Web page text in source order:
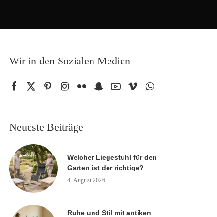
Wir in den Sozialen Medien
Neueste Beiträge
Welcher Liegestuhl für den
Garten ist der richtige?
4. August 2026
Ruhe und Stil mit antiken